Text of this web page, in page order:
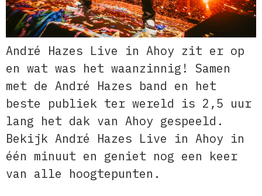
André Hazes Live in Ahoy zit er op
en wat was het waanzinnig! Samen
met de André Hazes band en het
beste publiek ter wereld is 2,5 uur
lang het dak van Ahoy gespeeld.
Bekijk André Hazes Live in Ahoy in
één minuut en geniet nog een keer
van alle hoogtepunten.